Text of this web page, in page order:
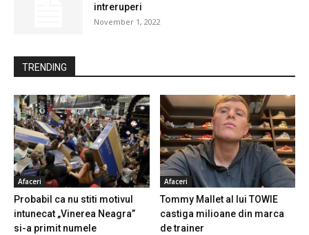
intreruperi
November 1, 2022
TRENDING
Afaceri
Probabil ca nu stiti motivul
intunecat „Vinerea Neagra”
si-a primit numele
Afaceri
Tommy Mallet al lui TOWIE
castiga milioane din marca
de trainer